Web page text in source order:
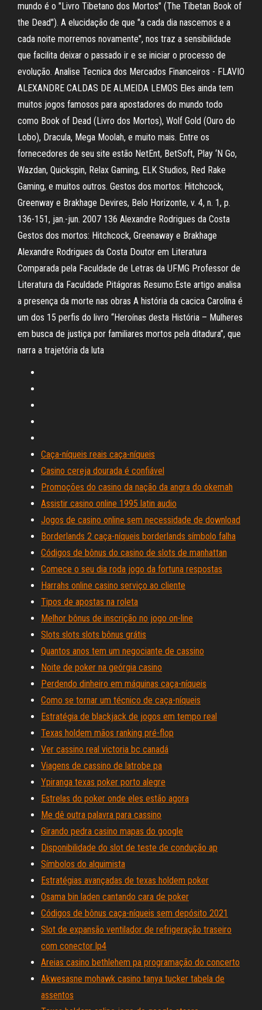
mundo é o "Livro Tibetano dos Mortos" (The Tibetan Book of
the Dead"). A elucidação de que "a cada dia nascemos e a
cada noite morremos novamente", nos traz a sensibilidade
que facilita deixar o passado ir e se iniciar o processo de
evolução. Analise Tecnica dos Mercados Financeiros - FLAVIO
ALEXANDRE CALDAS DE ALMEIDA LEMOS Eles ainda tem
muitos jogos famosos para apostadores do mundo todo
como Book of Dead (Livro dos Mortos), Wolf Gold (Ouro do
Lobo), Dracula, Mega Moolah, e muito mais. Entre os
fornecedores de seu site estão NetEnt, BetSoft, Play ‘N Go,
Wazdan, Quickspin, Relax Gaming, ELK Studios, Red Rake
Gaming, e muitos outros. Gestos dos mortos: Hitchcock,
Greenway e Brakhage Devires, Belo Horizonte, v. 4, n. 1, p.
136-151, jan.-jun. 2007 136 Alexandre Rodrigues da Costa
Gestos dos mortos: Hitchcock, Greenaway e Brakhage
Alexandre Rodrigues da Costa Doutor em Literatura
Comparada pela Faculdade de Letras da UFMG Professor de
Literatura da Faculdade Pitágoras Resumo:Este artigo analisa
a presença da morte nas obras A história da cacica Carolina é
um dos 15 perfis do livro “Heroínas desta História – Mulheres
em busca de justiça por familiares mortos pela ditadura”, que
narra a trajetória da luta
Caça-níqueis reais caça-níqueis
Casino cereja dourada é confiável
Promoções do casino da nação da angra do okemah
Assistir casino online 1995 latin audio
Jogos de casino online sem necessidade de download
Borderlands 2 caça-níqueis borderlands símbolo falha
Códigos de bônus do casino de slots de manhattan
Comece o seu dia roda jogo da fortuna respostas
Harrahs online casino serviço ao cliente
Tipos de apostas na roleta
Melhor bônus de inscrição no jogo on-line
Slots slots slots bônus grátis
Quantos anos tem um negociante de cassino
Noite de poker na geórgia casino
Perdendo dinheiro em máquinas caça-níqueis
Como se tornar um técnico de caça-níqueis
Estratégia de blackjack de jogos em tempo real
Texas holdem mãos ranking pré-flop
Ver cassino real victoria bc canadá
Viagens de cassino de latrobe pa
Ypiranga texas poker porto alegre
Estrelas do poker onde eles estão agora
Me dê outra palavra para cassino
Girando pedra casino mapas do google
Disponibilidade do slot de teste de condução ap
Símbolos do alquimista
Estratégias avançadas de texas holdem poker
Osama bin laden cantando cara de poker
Códigos de bônus caça-níqueis sem depósito 2021
Slot de expansão ventilador de refrigeração traseiro
com conector lp4
Areias casino bethlehem pa programação do concerto
Akwesasne mohawk casino tanya tucker tabela de
assentos